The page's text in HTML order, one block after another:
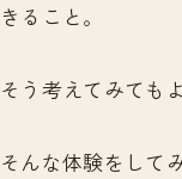
きること。
そう考えてみても
そんな体験をして